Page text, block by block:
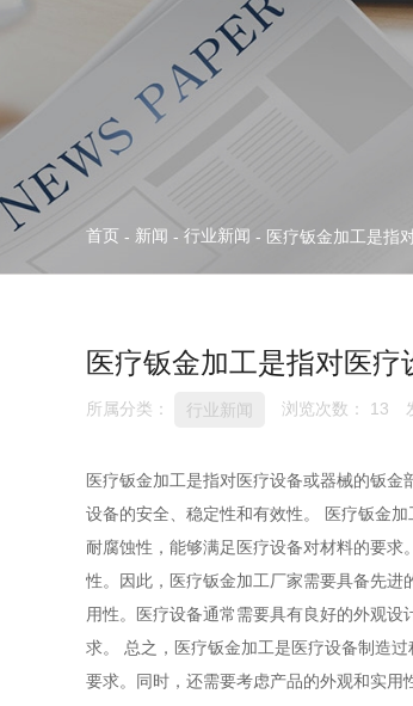
首页 - 新闻 - 行业新闻 - 医疗钣金加工是指
医疗钣金加工是指对医
所属分类： 行业新闻 浏览次数： 13
医疗钣金加工是指对医疗设备或器械的钣
设备的安全、稳定性和有效性。 医疗钣金
耐腐蚀性，能够满足医疗设备对材料的要
性。因此，医疗钣金加工厂家需要具备先
用性。医疗设备通常需要具有良好的外观
求。 总之，医疗钣金加工是医疗设备制造
要求。同时，还需要考虑产品的外观和实用